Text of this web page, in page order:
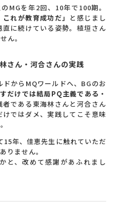
MGを年2回、10年で100期。
れが教育成功だ」 と感じまし
に続けている姿勢。植垣さん
ん。
さん・河合さんの実践
からMQワールドへ、BGのお
だけでは結局PQ主義である・
者である東海林さんと河合さん
ではダメ、実践してこそ意味
15年、佳恵先生に触れていただ
りません。
と、改めて感謝があふれまし